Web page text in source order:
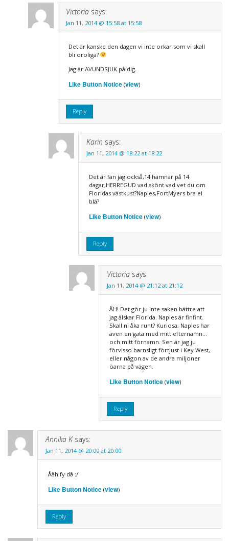
Victoria says:
Jan 11, 2014 @ 15:58 at 15:58
Det är kanske den dagen vi inte orkar som vi skall
bli oroliga?
Jag är AVUNDSJUK på dig.
Like Button Notice(view)
Reply
Karin says:
Jan 11, 2014 @ 18:22 at 18:22
Det är fan jag också,14 hamnar på 14
dagar,HERREGUD vad skönt.vad vet du om
Floridas västkust?Naples,FortMyers bra el
blä?
Like Button Notice(view)
Reply
Victoria says:
Jan 11, 2014 @ 21:12 at 21:12
ÅH! Det gör ju inte saken bättre att
jag älskar Florida. Naples är finfint.
Skall ni åka runt? Kuriosa, Naples har
även en gata med mitt efternamn…
och mitt förnamn. Sen är jag ju
förvisso barnsligt förtjust i Key West,
eller någon av de andra miljoner
öarna på vägen.
Like Button Notice(view)
Reply
Annika K says:
Jan 11, 2014 @ 20:00 at 20:00
Ååh fy då :/
Like Button Notice(view)
Reply